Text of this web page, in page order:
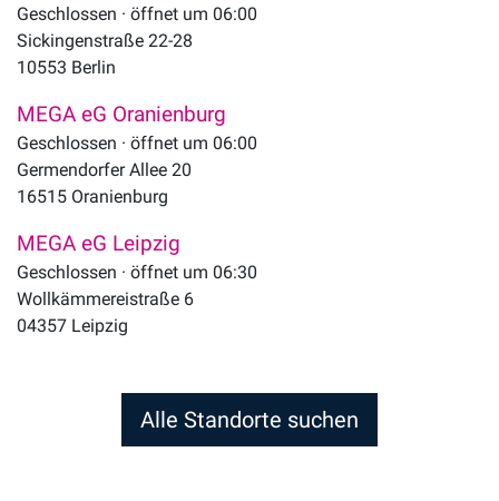
Geschlossen · öffnet um 06:00
Sickingenstraße 22-28
10553 Berlin
MEGA eG Oranienburg
Geschlossen · öffnet um 06:00
Germendorfer Allee 20
16515 Oranienburg
MEGA eG Leipzig
Geschlossen · öffnet um 06:30
Wollkämmereistraße 6
04357 Leipzig
Alle Standorte suchen